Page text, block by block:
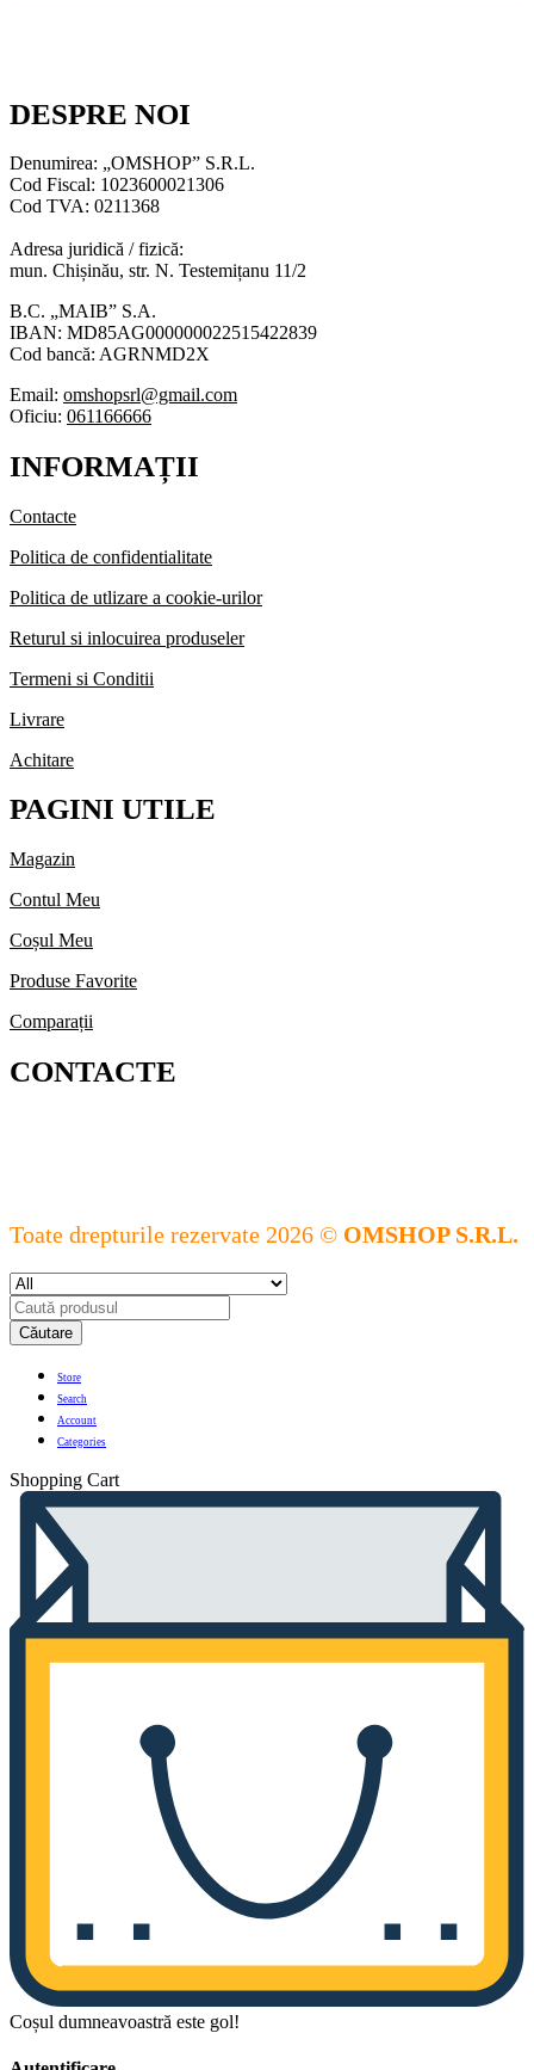
DESPRE NOI
Denumirea: „OMSHOP” S.R.L.
Cod Fiscal: 1023600021306
Cod TVA: 0211368
Adresa juridică / fizică:
mun. Chișinău, str. N. Testemițanu 11/2
B.C. „MAIB” S.A.
IBAN: MD85AG000000022515422839
Cod bancă: AGRNMD2X
Email: omshopsrl@gmail.com
Oficiu: 061166666
INFORMAȚII
Contacte
Politica de confidentialitate
Politica de utlizare a cookie-urilor
Returul si inlocuirea produseler
Termeni si Conditii
Livrare
Achitare
PAGINI UTILE
Magazin
Contul Meu
Coșul Meu
Produse Favorite
Comparații
CONTACTE
Toate drepturile rezervate 2026 © OMSHOP S.R.L.
Căutare
Store
Search
Account
Categories
Shopping Cart
Coșul dumneavoastră este gol!